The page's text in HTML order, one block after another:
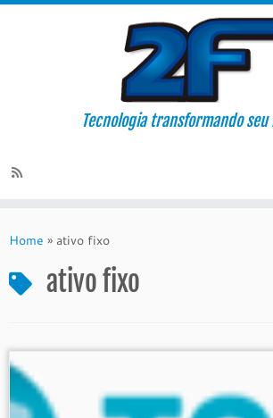
Tecnologia transformando seu
Home » ativo fixo
ativo fixo